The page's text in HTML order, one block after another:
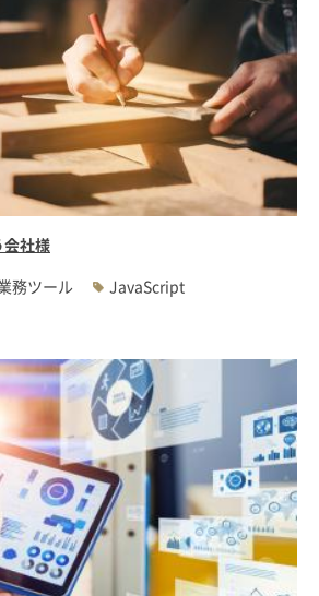
ズ制作
#ロゴマークデザイン
導入補助金
#JavaScript
構築
#IoT関連
#インソーシングコンサルティング
#業務ツール #PHP
#MySQL
・教育・スクール
社様
務ツール JavaScript